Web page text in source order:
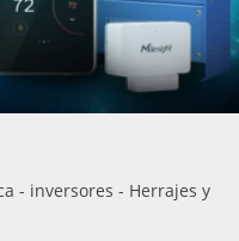
- inversores - Herrajes y